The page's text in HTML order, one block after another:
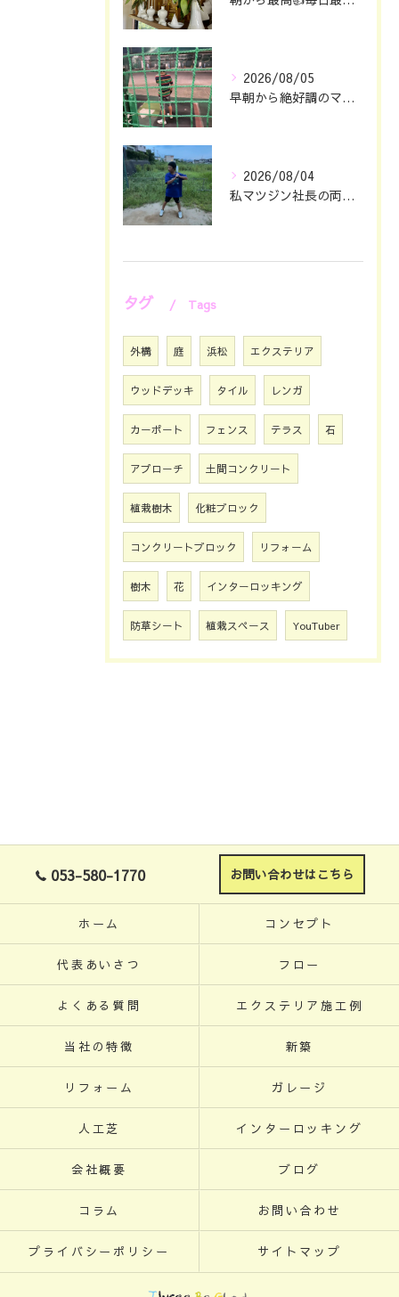
2026/08/05
早朝から絶好調のマツジン社長でございます✌️😁
2026/08/04
私マツジン社長の両親が色々あって🖐️息子仁は自主練していたと...
タグ Tags
外構 庭 浜松 エクステリア
ウッドデッキ タイル レンガ
カーポート フェンス テラス 石
アプローチ 土間コンクリート
植栽樹木 化粧ブロック
コンクリートブロック リフォーム
樹木 花 インターロッキング
防草シート 植栽スペース YouTuber
053-580-1770 お問い合わせはこちら
ホーム コンセプト
代表あいさつ フロー
よくある質問 エクステリア施工例
当社の特徴 新築
リフォーム ガレージ
人工芝 インターロッキング
会社概要 ブログ
コラム お問い合わせ
プライバシーポリシー サイトマップ